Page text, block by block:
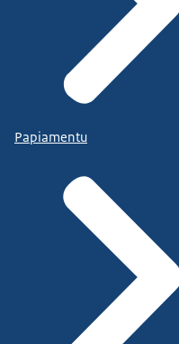
Papiamentu